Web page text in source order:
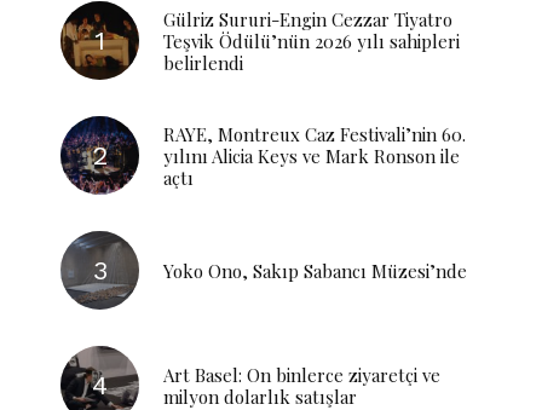
Gülriz Sururi-Engin Cezzar Tiyatro
Teşvik Ödülü’nün 2026 yılı sahipleri
belirlendi
RAYE, Montreux Caz Festivali’nin 60.
yılını Alicia Keys ve Mark Ronson ile
açtı
Yoko Ono, Sakıp Sabancı Müzesi’nde
Art Basel: On binlerce ziyaretçi ve
milyon dolarlık satışlar